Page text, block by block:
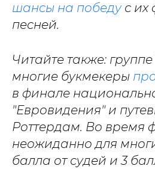
шансы на победус их
песней.
Читайте также: группе
многие букмекеры
в финале
"Евровидения" и
Роттердам. Во время
неожиданно для
балла от судей и 3